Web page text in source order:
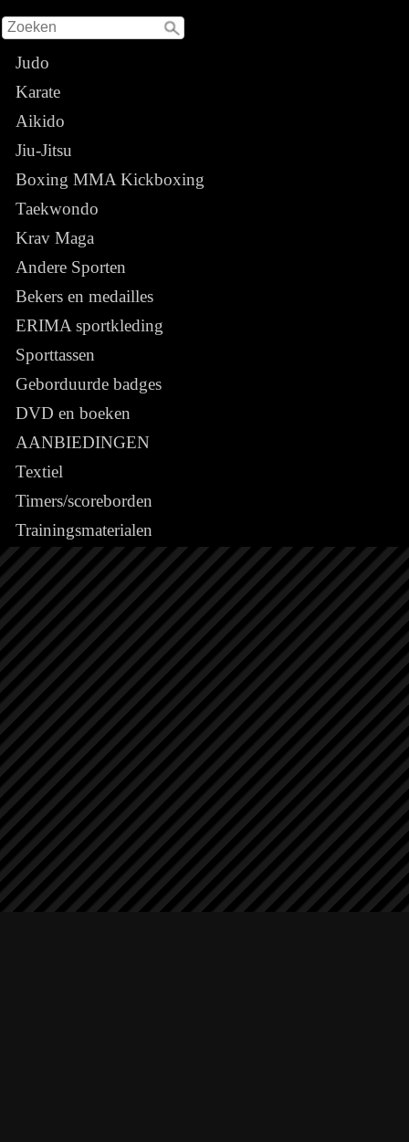
Judo
Karate
Aikido
Jiu-Jitsu
Boxing MMA Kickboxing
Taekwondo
Krav Maga
Andere Sporten
Bekers en medailles
ERIMA sportkleding
Sporttassen
Geborduurde badges
DVD en boeken
AANBIEDINGEN
Textiel
Timers/scoreborden
Trainingsmaterialen